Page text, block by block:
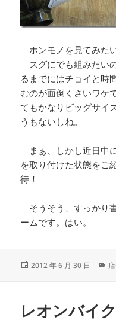
ホンモノを見てみた
スグにでも組みたい
るまでにはチョイと時
むのが面倒くさいワケ
てもかなりビッグサイ
うもないしね。
まぁ、しかし近日中
を取り付けた状態をご
待！
そうそう、すっかり
ームです。はい。
投
2012 年 6 月 30 日
カ
ー
レオンバイ